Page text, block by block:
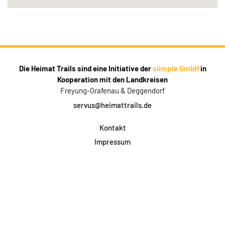
Die Heimat Trails sind eine Initiative dersiimple GmbHin
Kooperation mit den Landkreisen
Freyung-Grafenau & Deggendorf
servus@heimattrails.de
Kontakt
Impressum